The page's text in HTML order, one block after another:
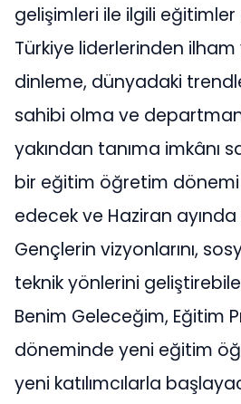
gelişimleri ile ilgili eğitimler
Türkiye liderlerinden
dinleme, dünyadaki
sahibi olma ve
yakından tanıma imkânı
bir eğitim öğretim
edecek ve Haziran
Gençlerin vizyonlarını,
teknik yönlerini
Benim Geleceğim, Eğitim
döneminde yeni eğitim
yeni katılımcılarla